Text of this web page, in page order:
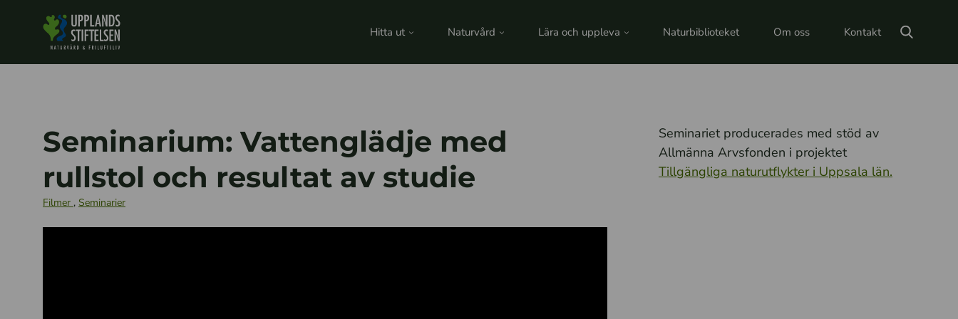
Hitta ut Naturvård Lära och uppleva Naturbiblioteket Om oss Kontakt
Seminariet producerades med stöd av
Allmänna Arvsfonden i projektet
Tillgängliga naturutflykter i Uppsala län.
Seminarium: Vattenglädje med
rullstol och resultat av studie
Filmer , Seminarier